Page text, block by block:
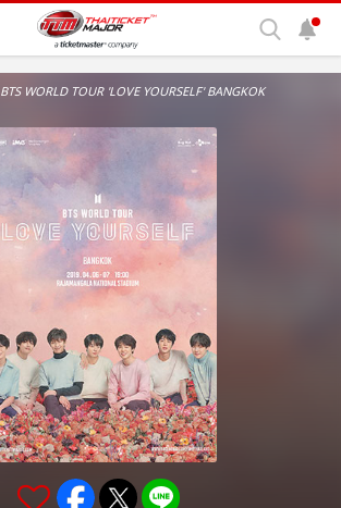
BTS WORLD TOUR 'LOVE YOURSELF' BANGKOK